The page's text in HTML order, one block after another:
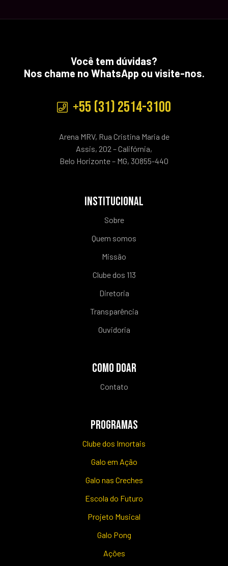
Você tem dúvidas?
Nos chame no WhatsApp ou visite-nos.
+55 (31) 2514-3100
Arena MRV, Rua Cristina Maria de
Assis, 202 – Califórnia,
Belo Horizonte – MG, 30855-440
INSTITUCIONAL
Sobre
Quem somos
Missão
Clube dos 113
Diretoria
Transparência
Ouvidoria
COMO DOAR
Contato
PROGRAMAS
Clube dos Imortais
Galo em Ação
Galo nas Creches
Escola do Futuro
Projeto Musical
Galo Pong
Ações